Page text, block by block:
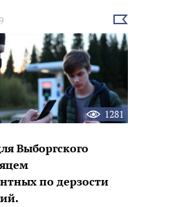
Выбрать
новость
1281
Выборгского
по дерзости